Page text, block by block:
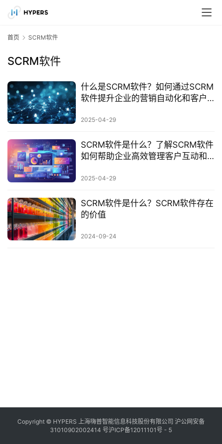
首页 SCRM软件
SCRM软件
什么是SCRM软件？如何通过SCRM
软件提升企业的营销自动化和客户
2025-04-29
SCRM软件是什么？了解SCRM软件
如何帮助企业高效管理客户互动和
2025-04-29
SCRM软件是什么？SCRM软件存在
的价值
2024-09-24
Copyright © HYPERS 上海嗨普智能信息科技股份有限公司 沪公网安备
31010902002414 号沪ICP备12011101号 - 5